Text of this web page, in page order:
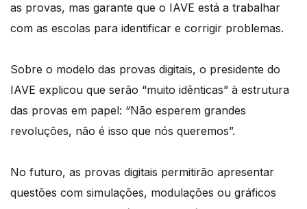
as provas, mas garante que o IAVE está a trabalhar
com as escolas para identificar e corrigir problemas.
Sobre o modelo das provas digitais, o presidente do
IAVE explicou que serão “muito idênticas” à estrutura
das provas em papel: “Não esperem grandes
revoluções, não é isso que nós queremos”.
No futuro, as provas digitais permitirão apresentar
questões com simulações, modulações ou gráficos